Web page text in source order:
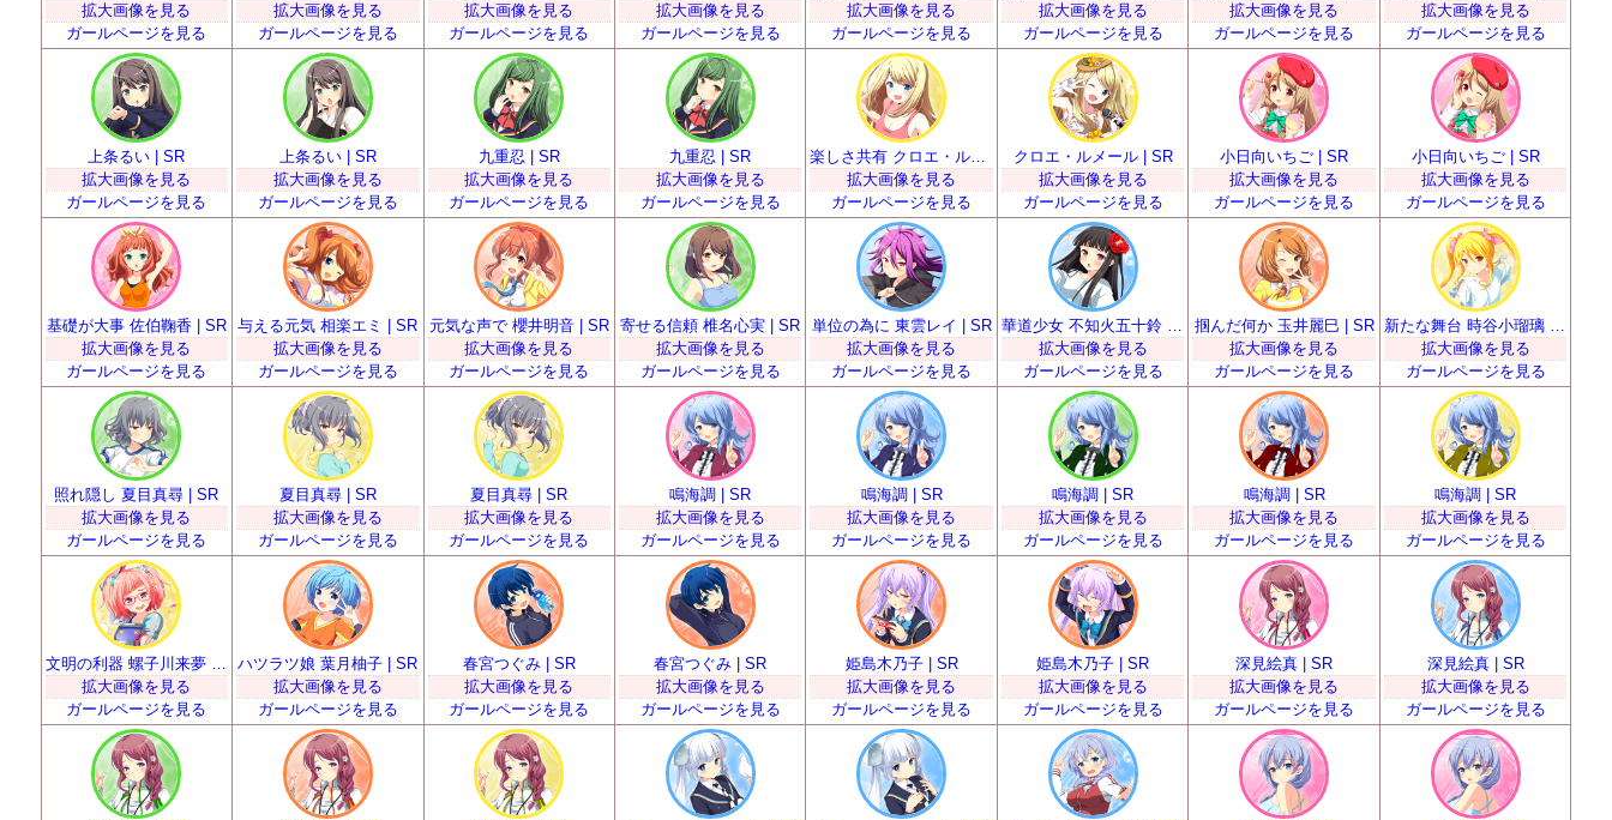
拡大画像を見る
ガールページを見る
拡大画像を見る
ガールページを見る
拡大画像を見る
ガールページを見る
拡大画像を見る
ガールページを見る
拡大画像を見る
ガールページを見る
拡大画像を見る
ガールページを見る
拡大画像を見る
ガールページを見る
拡大画像を見る
ガールページを見る
上条るい | SR
拡大画像を見る
ガールページを見る
上条るい | SR
拡大画像を見る
ガールページを見る
九重忍 | SR
拡大画像を見る
ガールページを見る
九重忍 | SR
拡大画像を見る
ガールページを見る
楽しさ共有 クロエ・ルメール | SR
拡大画像を見る
ガールページを見る
クロエ・ルメール | SR
拡大画像を見る
ガールページを見る
小日向いちご | SR
拡大画像を見る
ガールページを見る
小日向いちご | SR
拡大画像を見る
ガールページを見る
基礎が大事 佐伯鞠香 | SR
拡大画像を見る
ガールページを見る
与える元気 相楽エミ | SR
拡大画像を見る
ガールページを見る
元気な声で 櫻井明音 | SR
拡大画像を見る
ガールページを見る
寄せる信頼 椎名心実 | SR
拡大画像を見る
ガールページを見る
単位の為に 東雲レイ | SR
拡大画像を見る
ガールページを見る
華道少女 不知火五十鈴 | SR
拡大画像を見る
ガールページを見る
掴んだ何か 玉井麗巳 | SR
拡大画像を見る
ガールページを見る
新たな舞台 時谷小瑠璃 | SR
拡大画像を見る
ガールページを見る
照れ隠し 夏目真尋 | SR
拡大画像を見る
ガールページを見る
夏目真尋 | SR
拡大画像を見る
ガールページを見る
夏目真尋 | SR
拡大画像を見る
ガールページを見る
鳴海調 | SR
拡大画像を見る
ガールページを見る
鳴海調 | SR
拡大画像を見る
ガールページを見る
鳴海調 | SR
拡大画像を見る
ガールページを見る
鳴海調 | SR
拡大画像を見る
ガールページを見る
鳴海調 | SR
拡大画像を見る
ガールページを見る
文明の利器 螺子川来夢 | SR
拡大画像を見る
ガールページを見る
ハツラツ娘 葉月柚子 | SR
拡大画像を見る
ガールページを見る
春宮つぐみ | SR
拡大画像を見る
ガールページを見る
春宮つぐみ | SR
拡大画像を見る
ガールページを見る
姫島木乃子 | SR
拡大画像を見る
ガールページを見る
姫島木乃子 | SR
拡大画像を見る
ガールページを見る
深見絵真 | SR
拡大画像を見る
ガールページを見る
深見絵真 | SR
拡大画像を見る
ガールページを見る